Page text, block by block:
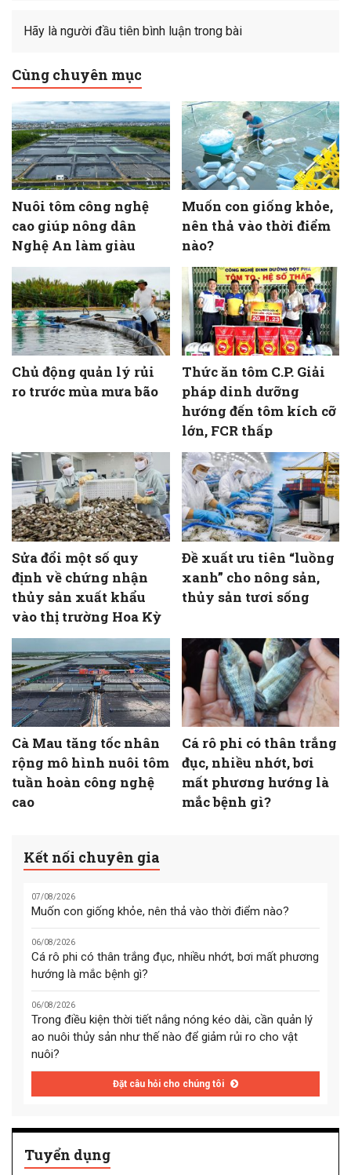
Hãy là người đầu tiên bình luận trong bài
Cùng chuyên mục
Nuôi tôm công nghệ
cao giúp nông dân
Nghệ An làm giàu
Muốn con giống khỏe,
nên thả vào thời điểm
nào?
Chủ động quản lý rủi
ro trước mùa mưa bão
Thức ăn tôm C.P. Giải
pháp dinh dưỡng
hướng đến tôm kích cỡ
lớn, FCR thấp
Sửa đổi một số quy
định về chứng nhận
thủy sản xuất khẩu
vào thị trường Hoa Kỳ
Đề xuất ưu tiên “luồng
xanh” cho nông sản,
thủy sản tươi sống
Cà Mau tăng tốc nhân
rộng mô hình nuôi tôm
tuần hoàn công nghệ
cao
Cá rô phi có thân trắng
đục, nhiều nhớt, bơi
mất phương hướng là
mắc bệnh gì?
Kết nối chuyên gia
07/08/2026
Muốn con giống khỏe, nên thả vào thời điểm nào?
06/08/2026
Cá rô phi có thân trắng đục, nhiều nhớt, bơi mất phương
hướng là mắc bệnh gì?
06/08/2026
Trong điều kiện thời tiết nắng nóng kéo dài, cần quản lý
ao nuôi thủy sản như thế nào để giảm rủi ro cho vật
nuôi?
Đặt câu hỏi cho chúng tôi
Tuyển dụng